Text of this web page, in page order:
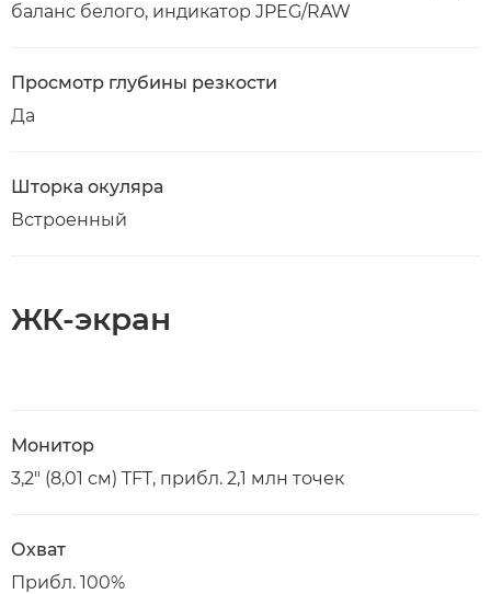
баланс белого, индикатор JPEG/RAW
Просмотр глубины резкости
Да
Шторка окуляра
Встроенный
ЖК-экран
Монитор
3,2" (8,01 см) TFT, прибл. 2,1 млн точек
Охват
Прибл. 100%